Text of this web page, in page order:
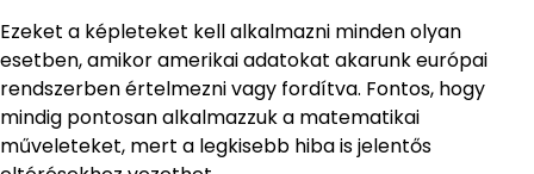
Ezeket a képleteket kell alkalmazni minden olyan
esetben, amikor amerikai adatokat akarunk európai
rendszerben értelmezni vagy fordítva. Fontos, hogy
mindig pontosan alkalmazzuk a matematikai
műveleteket, mert a legkisebb hiba is jelentős